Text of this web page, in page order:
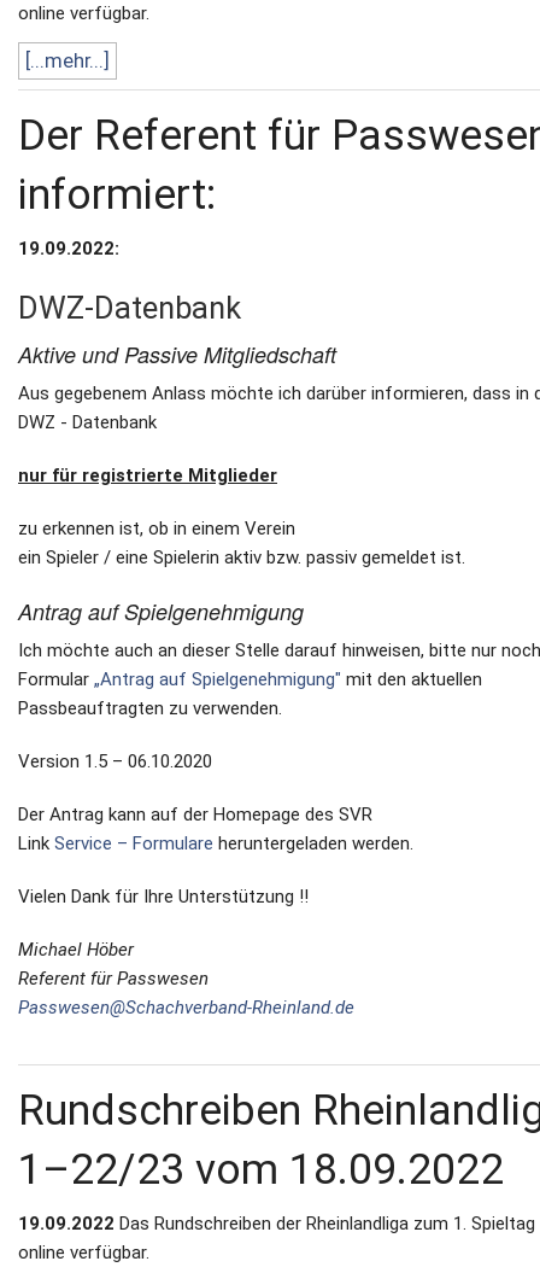
online verfügbar.
[...mehr...]
Der Referent für
informiert:
19.09.2022:
DWZ-Datenbank
Aktive und Passive Mitgliedschaft
Aus gegebenem Anlass möchte ich darüber informieren, dass in
DWZ - Datenbank
nur für registrierte Mitglieder
zu erkennen ist, ob in einem Verein
ein Spieler / eine Spielerin aktiv bzw. passiv gemeldet ist.
Antrag auf Spielgenehmigung
Ich möchte auch an dieser Stelle darauf hinweisen, bitte nur
Formular „Antrag auf Spielgenehmigung" mit den aktuellen
Passbeauftragten zu verwenden.
Version 1.5 – 06.10.2020
Der Antrag kann auf der Homepage des SVR
Link Service – Formulare heruntergeladen werden.
Vielen Dank für Ihre Unterstützung !!
Michael Höber
Referent für Passwesen
Passwesen@Schachverband-Rheinland.de
Rundschreiben
1–22/23 vom 18.09.2022
19.09.2022 Das Rundschreiben der Rheinlandliga zum 1.
online verfügbar.